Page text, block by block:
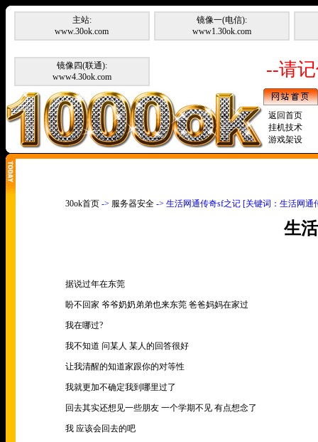
主站:
www.30ok.com
镜像一(电信):
www1.30ok.com
镜像四(联通):
www4.30ok.com
--请
返回首页
挂机技术
游戏架设
30ok首页 -> 服务器安全 -> 生活网通传奇sf之记 [关键词：生活网通
生
据说过年在东莞
盼不回家 爷爷奶奶弟弟也来东莞 爸爸妈妈在家过
我在哪过?
我不知道 问某人 某人的回答很好
让我清醒的知道家跟你的对等性
我就更加不确定我到哪里过了
回去其实还想见一些朋友 一个学期不见 有点想念了
我 应该会回去的吧